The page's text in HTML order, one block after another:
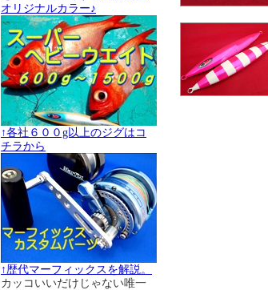
オリジナルカラー♪
↑各社６００g以上のジグはコ
チラから
↑歴代マーフィックスを解説。
カッコいいだけじゃない唯一